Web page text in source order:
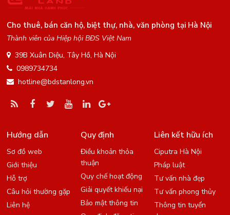
Cho thuê, bán căn hộ, biệt thự, nhà, văn phòng tại Hà Nội
Thành viên của Hiệp hội BĐS Việt Nam
39B Xuân Diệu, Tây Hồ, Hà Nội
0989734734
hotline@bdstanlong.vn
Hướng dẫn
Sơ đồ web
Giới thiệu
Hỗ trợ
Câu hỏi thường gặp
Liên hệ
Quy định
Điều khoản thỏa
thuận
Quy chế hoạt động
Giải quyết khiếu nại
Bảo mật thông tin
Liên kết hữu ích
Ciputra Hà Nội
Pháp luật
Tư vấn nhà đẹp
Tư vấn phong thủy
Thông tin tuyển